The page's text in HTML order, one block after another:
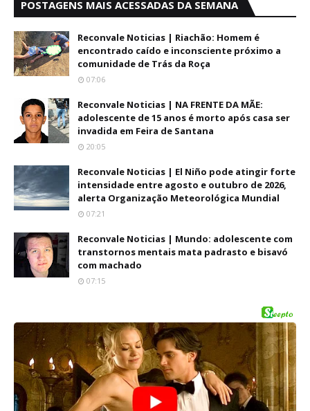
POSTAGENS MAIS ACESSADAS DA SEMANA
Reconvale Noticias | Riachão: Homem é
encontrado caído e inconsciente próximo a
comunidade de Trás da Roça
07:06
Reconvale Noticias | NA FRENTE DA MÃE:
adolescente de 15 anos é morto após casa ser
invadida em Feira de Santana
20:05
Reconvale Noticias | El Niño pode atingir forte
intensidade entre agosto e outubro de 2026,
alerta Organização Meteorológica Mundial
07:21
Reconvale Noticias | Mundo: adolescente com
transtornos mentais mata padrasto e bisavó
com machado
07:15